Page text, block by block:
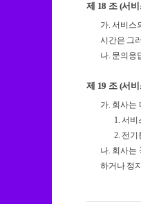
제 18 조 (서
가. 서비스
시간은 그
나. 문의응
제 19 조 (서
가. 회사는
1. 서
2. 전
나. 회사는
하거나 정